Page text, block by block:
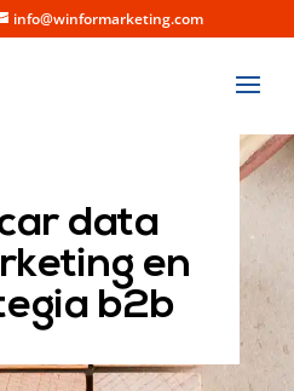
info@winformarketing.com
data
en
b2b